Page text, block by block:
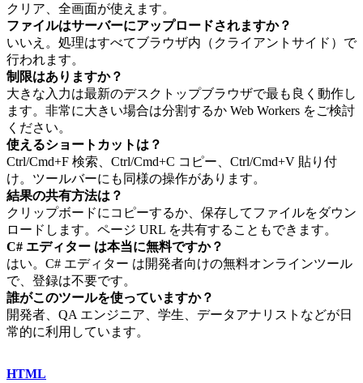
クリア、全画面が使えます。
ファイルはサーバーにアップロードされますか？
いいえ。処理はすべてブラウザ内（クライアントサイド）で
行われます。
制限はありますか？
大きな入力は最新のデスクトップブラウザで最も良く動作し
ます。非常に大きい場合は分割するか Web Workers をご検討
ください。
使えるショートカットは？
Ctrl/Cmd+F 検索、Ctrl/Cmd+C コピー、Ctrl/Cmd+V 貼り付
け。ツールバーにも同様の操作があります。
結果の共有方法は？
クリップボードにコピーするか、保存してファイルをダウン
ロードします。ページ URL を共有することもできます。
C# エディター は本当に無料ですか？
はい。C# エディター は開発者向けの無料オンラインツール
で、登録は不要です。
誰がこのツールを使っていますか？
開発者、QA エンジニア、学生、データアナリストなどが日
常的に利用しています。
HTML